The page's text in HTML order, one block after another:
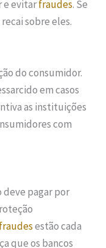
e evitarfraudes. Se
sobre eles.
do consumidor.
em casos
as instituições
com
deve pagar por
fraudesestão cada
que os bancos